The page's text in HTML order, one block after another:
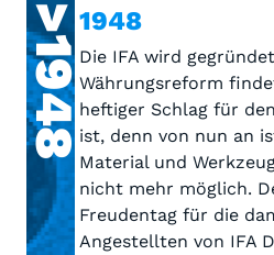
>19481948
Die IFA wird
Währungsreform
heftiger Schlag für
ist, denn von nun an
Material und
nicht mehr möglich.
Freudentag für die
Angestellten von IFA